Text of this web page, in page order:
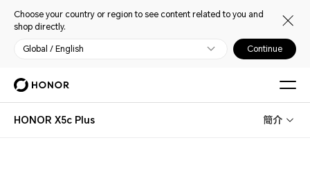
Choose your country or region to see content related to you and
shop directly.
Global / English Continue
HONOR X5c Plus 簡介